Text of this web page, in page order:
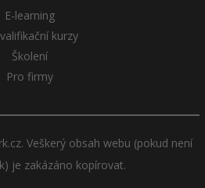
E-learning
kurzy
Školení
Pro firmy
Veškerý obsah webu (pokud není
je zakázáno kopírovat.